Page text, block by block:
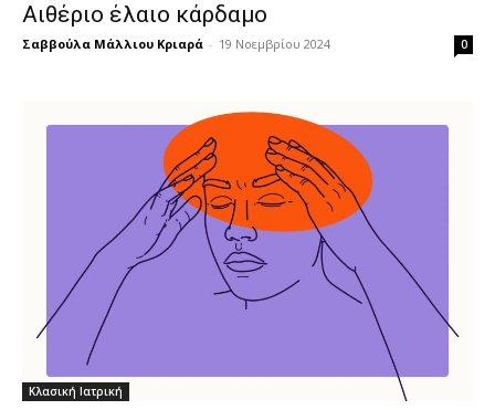
Αιθέριο έλαιο κάρδαμο
Σαββούλα Μάλλιου Κριαρά - 19 Νοεμβρίου 2024 0
Κλασική Ιατρική